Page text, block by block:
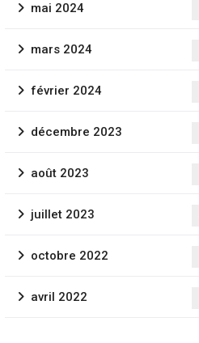
mai 2024
mars 2024
février 2024
décembre 2023
août 2023
juillet 2023
octobre 2022
avril 2022